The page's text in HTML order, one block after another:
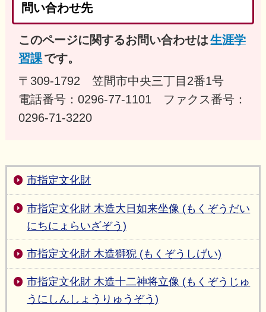
問い合わせ先
このページに関するお問い合わせは生涯学
習課です。
〒309-1792 笠間市中央三丁目2番1号
電話番号：0296-77-1101 ファクス番号：
0296-71-3220
市指定文化財
市指定文化財 木造大日如来坐像 (もくぞうだい
にちにょらいざぞう)
市指定文化財 木造獅猊 (もくぞうしげい)
市指定文化財 木造十二神将立像 (もくぞうじゅ
うにしんしょうりゅうぞう)